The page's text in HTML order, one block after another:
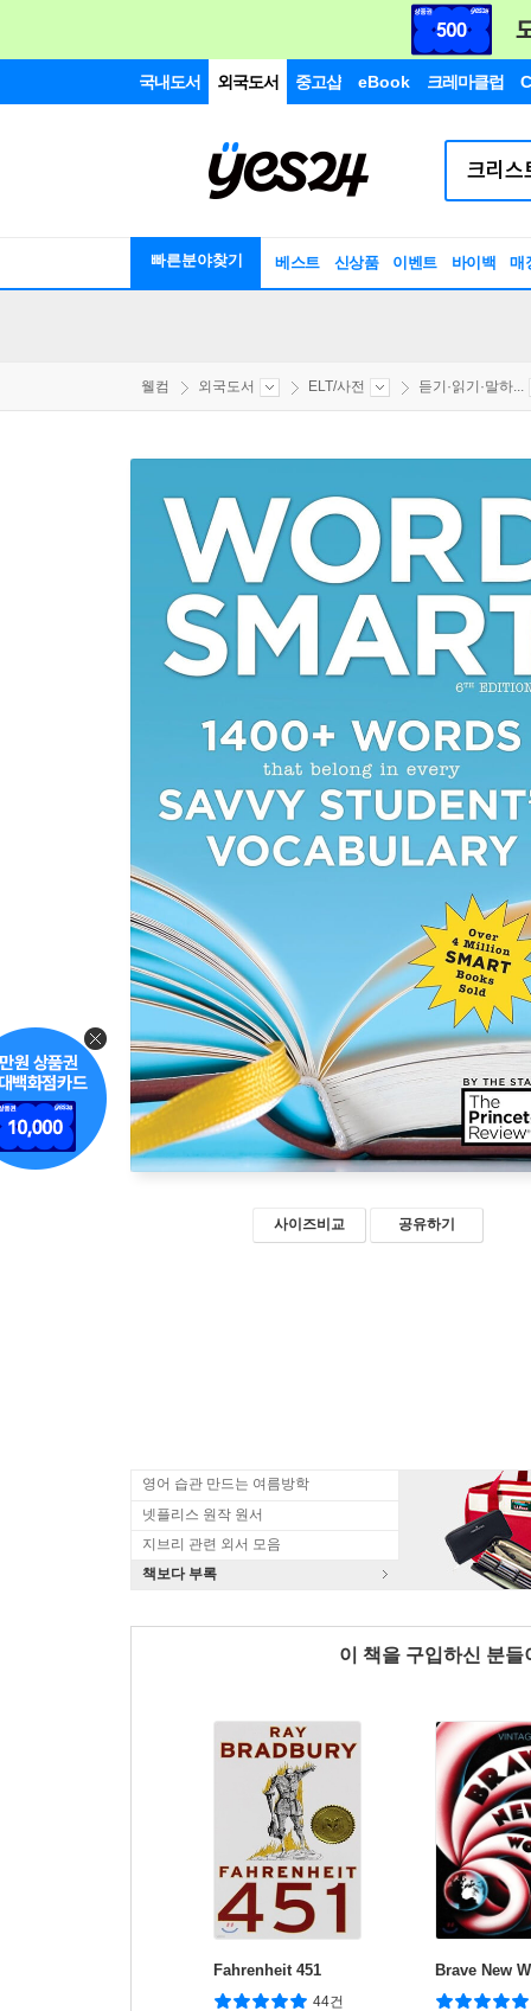
국내도서 외국도서 중고샵 eBook 크레마클럽
빠른분야찾기 베스트 신상품 이벤트 바이백 매
웰컴 외국도서 ELT/사전 듣기·읽기·말하...
사이즈비교 공유하기
영어 습관 만드는 여름방학
넷플리스 원작 원서
지브리 관련 외서 모음
책보다 부록
이 책을 구입하신 분
Fahrenheit 451
44건
Brave New